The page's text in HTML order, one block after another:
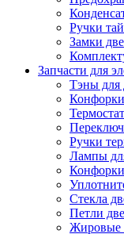
Ручки
Замки
Запчасти для
Тэны для
Ручки
Лампы
Стекла
Петли
Жировые